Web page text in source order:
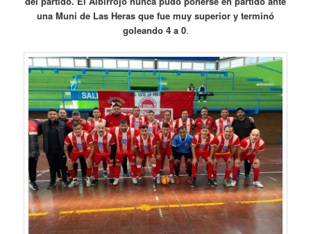
una Muni de Las Heras que fue muy superior y terminó
goleando 4 a 0.